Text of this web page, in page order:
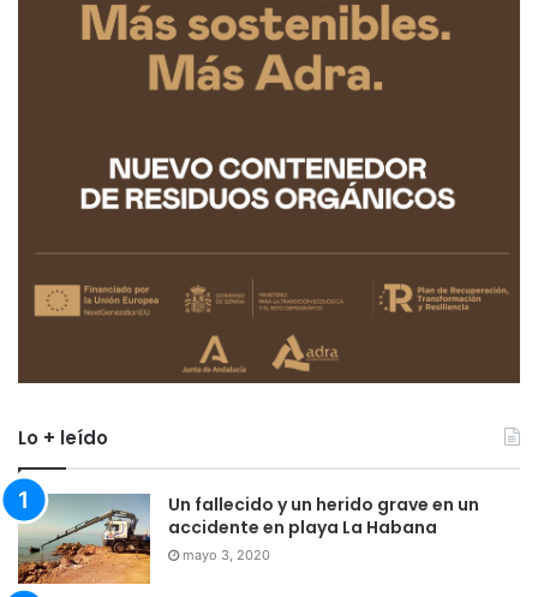
Lo + leído
Un fallecido y un herido grave en un
accidente en playa La Habana
mayo 3, 2020